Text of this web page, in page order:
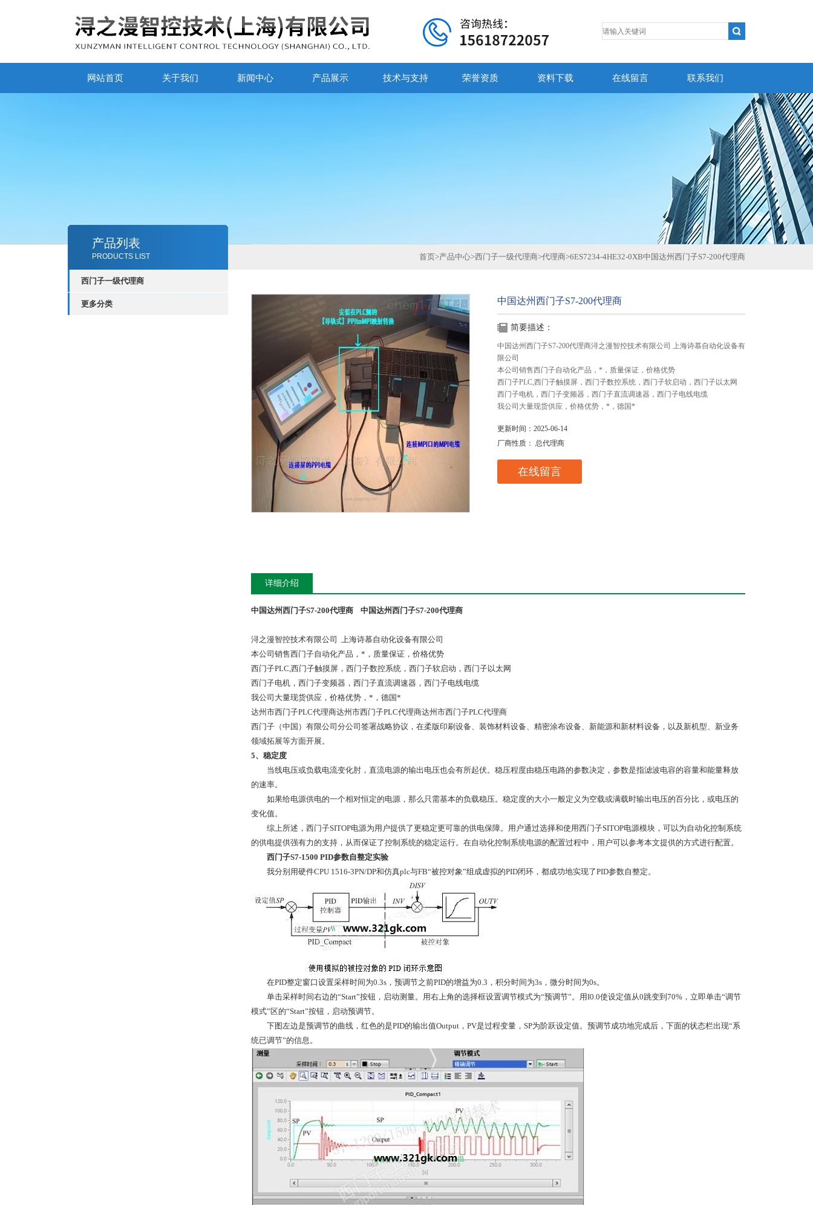
网站首页 关于我们 新闻中心 产品展示 技术与支持 荣誉资质 资料下载 在线留言 联系我们
产品列表
PRODUCTS LIST
西门子一级代理商
更多分类
首页>产品中心>西门子一级代理商>代理商>6ES7234-4HE32-0XB中国达州西门子S7-200代理商
中国达州西门子S7-200代理商
简要描述：
中国达州西门子S7-200代理商浔之漫智控技术有限公司 上海诗慕自动化设备有
限公司
本公司销售西门子自动化产品，*，质量保证，价格优势
西门子PLC,西门子触摸屏，西门子数控系统，西门子软启动，西门子以太网
西门子电机，西门子变频器，西门子直流调速器，西门子电线电缆
我公司大量现货供应，价格优势，*，德国*
更新时间：2025-06-14
厂商性质： 总代理商
在线留言
详细介绍
中国达州西门子S7-200代理商 中国达州西门子S7-200代理商
浔之漫智控技术有限公司 上海诗慕自动化设备有限公司
本公司销售西门子自动化产品，*，质量保证，价格优势
西门子PLC,西门子触摸屏，西门子数控系统，西门子软启动，西门子以太网
西门子电机，西门子变频器，西门子直流调速器，西门子电线电缆
我公司大量现货供应，价格优势，*，德国*
达州市西门子PLC代理商达州市西门子PLC代理商达州市西门子PLC代理商
西门子（中国）有限公司分公司签署战略协议，在柔版印刷设备、装饰材料设备、精密涂布设备、新能源和新材料设备，以及新机型、新业务
领域拓展等方面开展。
5、稳定度
当线电压或负载电流变化肘，直流电源的输出电压也会有所起伏。稳压程度由稳压电路的参数决定，参数是指滤波电容的容量和能量释放
的速率。
如果给电源供电的一个相对恒定的电源，那么只需基本的负载稳压。稳定度的大小一般定义为空载或满载时输出电压的百分比，或电压的
变化值。
综上所述，西门子SITOP电源为用户提供了更稳定更可靠的供电保障。用户通过选择和使用西门子SITOP电源模块，可以为自动化控制系统
的供电提供强有力的支持，从而保证了控制系统的稳定运行。在自动化控制系统电源的配置过程中，用户可以参考本文提供的方式进行配置。
西门子S7-1500 PID参数自整定实验
我分别用硬件CPU 1516-3PN/DP和仿真plc与FB“被控对象”组成虚拟的PID闭环，都成功地实现了PID参数自整定。
在PID整定窗口设置采样时间为0.3s，预调节之前PID的增益为0.3，积分时间为3s，微分时间为0s。
单击采样时间右边的“Start”按钮，启动测量。用右上角的选择框设置调节模式为“预调节”。用I0.0使设定值从0跳变到70%，立即单击“调节
模式”区的“Start”按钮，启动预调节。
下图左边是预调节的曲线，红色的是PID的输出值Output，PV是过程变量，SP为阶跃设定值。预调节成功地完成后，下面的状态栏出现“系
统已调节”的信息。